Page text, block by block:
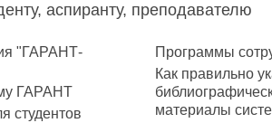
аспиранту, преподавателю
"ГАРАНТ-
ГАРАНТ
студентов
Программы
Как правильно
материалы